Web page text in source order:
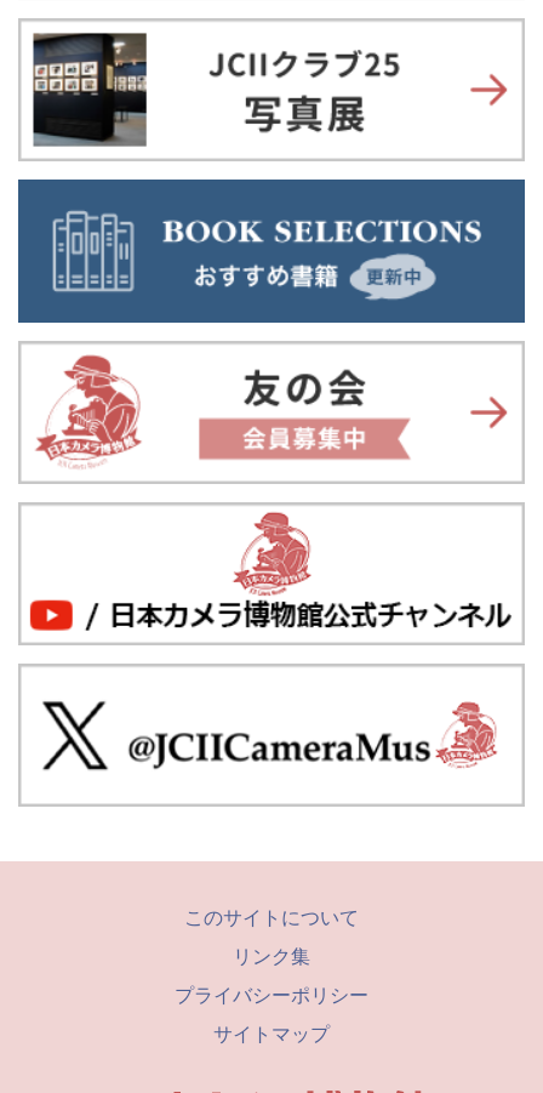
このサイトについて
リンク集
プライバシーポリシー
サイトマップ